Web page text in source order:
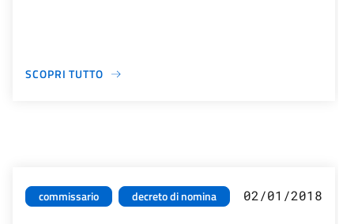
SCOPRI TUTTO
commissario decreto di nomina 02/01/2018